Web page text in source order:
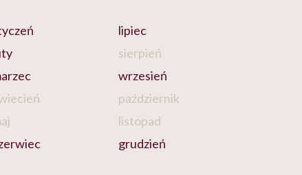
lipiec
sierpień
wrzesień
październik
listopad
grudzień